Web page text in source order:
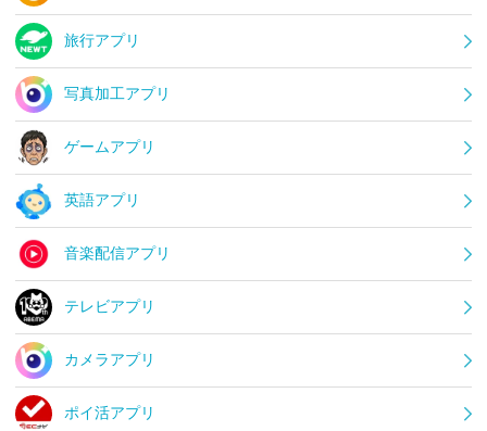
旅行アプリ
写真加工アプリ
ゲームアプリ
英語アプリ
音楽配信アプリ
テレビアプリ
カメラアプリ
ポイ活アプリ